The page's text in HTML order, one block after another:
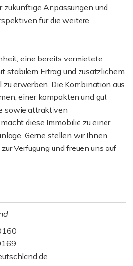
zukünftige Anpassungen und
für die weitere
eine bereits vermietete
stabilem Ertrag und zusätzlichem
erwerben. Die Kombination aus
einer kompakten und gut
sowie attraktiven
diese Immobilie zu einer
Gerne stellen wir Ihnen
Verfügung und freuen uns auf